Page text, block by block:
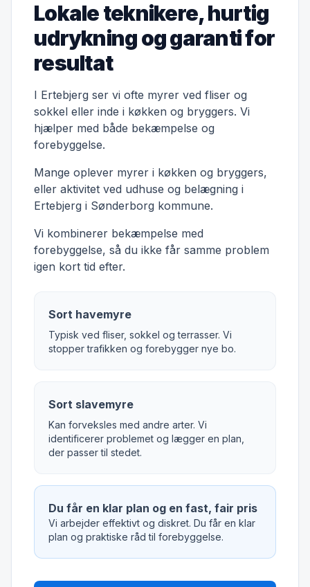
Lokale teknikere, hurtig
udrykning og garanti for
resultat
I Ertebjerg ser vi ofte myrer ved fliser og
sokkel eller inde i køkken og bryggers. Vi
hjælper med både bekæmpelse og
forebyggelse.
Mange oplever myrer i køkken og bryggers,
eller aktivitet ved udhuse og belægning i
Ertebjerg i Sønderborg kommune.
Vi kombinerer bekæmpelse med
forebyggelse, så du ikke får samme problem
igen kort tid efter.
Sort havemyre
Typisk ved fliser, sokkel og terrasser. Vi
stopper trafikken og forebygger nye bo.
Sort slavemyre
Kan forveksles med andre arter. Vi
identificerer problemet og lægger en plan,
der passer til stedet.
Du får en klar plan og en fast, fair pris
Vi arbejder effektivt og diskret. Du får en klar
plan og praktiske råd til forebyggelse.